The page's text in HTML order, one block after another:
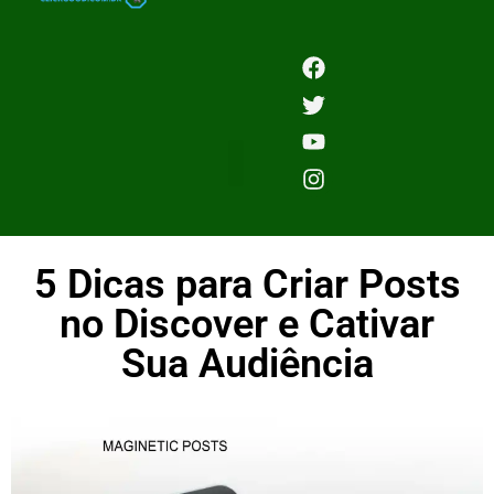
5 Dicas para Criar Posts
no Discover e Cativar
Sua Audiência